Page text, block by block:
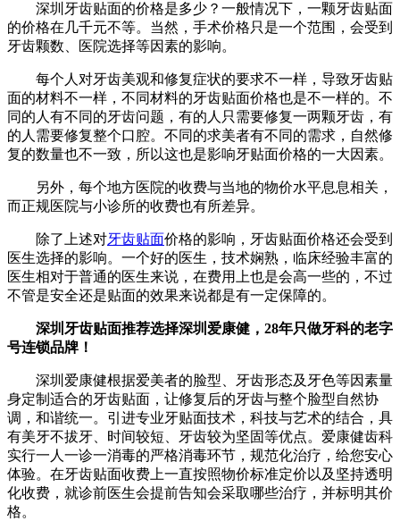
深圳牙齿贴面的价格是多少？一般情况下，一颗牙齿贴面
的价格在几千元不等。当然，手术价格只是一个范围，会受到
牙齿颗数、医院选择等因素的影响。
每个人对牙齿美观和修复症状的要求不一样，导致牙齿贴
面的材料不一样，不同材料的牙齿贴面价格也是不一样的。不
同的人有不同的牙齿问题，有的人只需要修复一两颗牙齿，有
的人需要修复整个口腔。不同的求美者有不同的需求，自然修
复的数量也不一致，所以这也是影响牙贴面价格的一大因素。
另外，每个地方医院的收费与当地的物价水平息息相关，
而正规医院与小诊所的收费也有所差异。
除了上述对牙齿贴面价格的影响，牙齿贴面价格还会受到
医生选择的影响。一个好的医生，技术娴熟，临床经验丰富的
医生相对于普通的医生来说，在费用上也是会高一些的，不过
不管是安全还是贴面的效果来说都是有一定保障的。
深圳牙齿贴面推荐选择深圳爱康健，28年只做牙科的老字
号连锁品牌！
深圳爱康健根据爱美者的脸型、牙齿形态及牙色等因素量
身定制适合的牙齿贴面，让修复后的牙齿与整个脸型自然协
调，和谐统一。引进专业牙贴面技术，科技与艺术的结合，具
有美牙不拔牙、时间较短、牙齿较为坚固等优点。爱康健齿科
实行一人一诊一消毒的严格消毒环节，规范化治疗，给您安心
体验。在牙齿贴面收费上一直按照物价标准定价以及坚持透明
化收费，就诊前医生会提前告知会采取哪些治疗，并标明其价
格。